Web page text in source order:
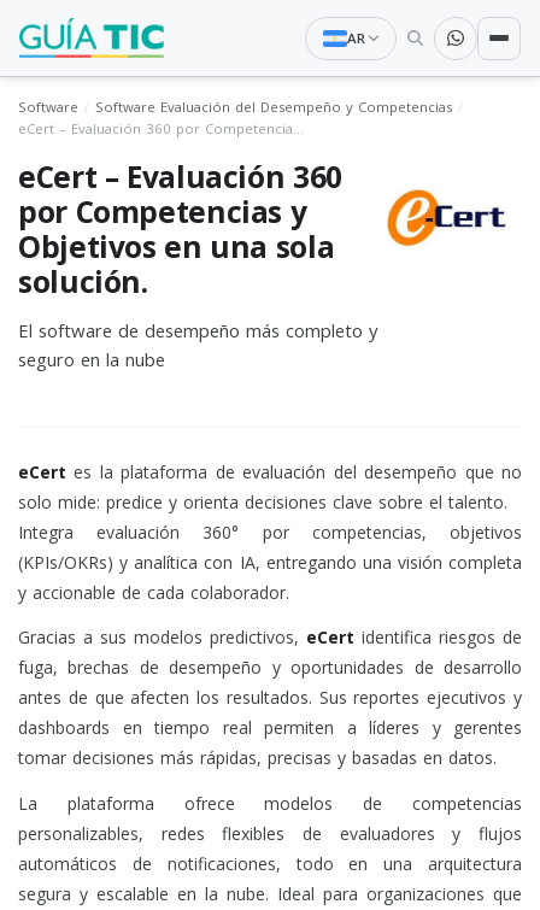
AR
Software
Software Evaluación del Desempeño y Competencias
eCert – Evaluación 360 por Competencias y Objetivos en una sola solución.
eCert – Evaluación 360
por Competencias y
Objetivos en una sola
solución.
El software de desempeño más completo y
seguro en la nube
eCert es la plataforma de evaluación del desempeño que no
solo mide: predice y orienta decisiones clave sobre el talento.
Integra evaluación 360° por competencias, objetivos
(KPIs/OKRs) y analítica con IA, entregando una visión completa
y accionable de cada colaborador.
Gracias a sus modelos predictivos, eCert identifica riesgos de
fuga, brechas de desempeño y oportunidades de desarrollo
antes de que afecten los resultados. Sus reportes ejecutivos y
dashboards en tiempo real permiten a líderes y gerentes
tomar decisiones más rápidas, precisas y basadas en datos.
La plataforma ofrece modelos de competencias
personalizables, redes flexibles de evaluadores y flujos
automáticos de notificaciones, todo en una arquitectura
segura y escalable en la nube. Ideal para organizaciones que